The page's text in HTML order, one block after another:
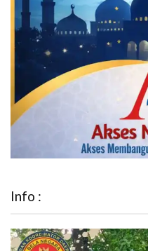
Info :